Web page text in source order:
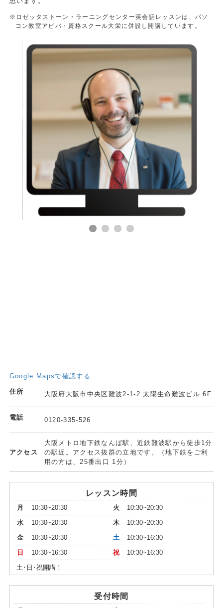
※ロゼッタストーン・ラーニングセンター英会話レッスンは、パソ
コン教室アビバ・資格スクール大栄に併設し開講しています。
Google Mapsで確認する
住所 大阪府大阪市中央区難波2-1-2 太陽生命難波ビル 6F
電話 0120-335-526
アクセス
大阪メトロ地下鉄なんば駅、近鉄難波駅から徒歩1分
の駅近。アクセス抜群の立地です。（地下鉄をご利
用の方は、25番出口 1分）
レッスン時間
月 10:30~20:30 火
10:30~20:30
水
10:30~20:30 木
10:30~20:30
金
10:30~20:30 土
10:30~16:30
日
10:30~16:30 祝
10:30~16:30
土･日･祝開講！
受付時間